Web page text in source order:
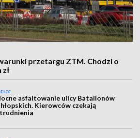
przetargu ZTM. Chodzi o
asfaltowanie ulicy Batalionów
Kierowców czekają